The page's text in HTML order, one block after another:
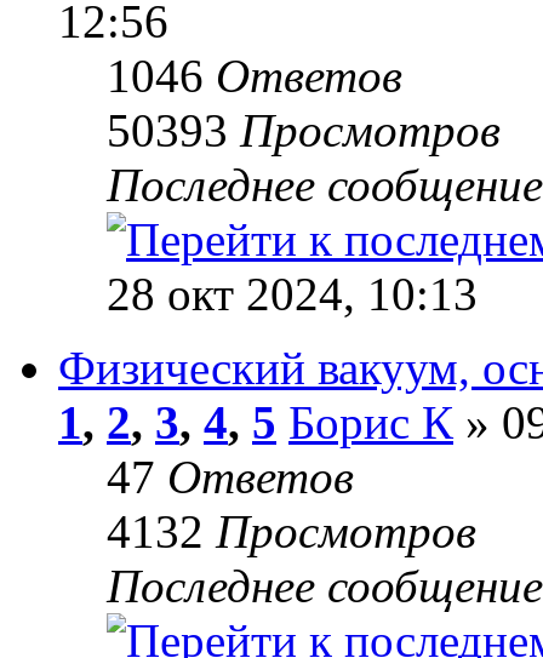
12:56
1046 Ответов
50393 Просмотров
Последнее
28 окт 2024, 10:13
Физический вакуум,
1, 2, 3, 4, 5 Борис К »
47 Ответов
4132 Просмотров
Последнее